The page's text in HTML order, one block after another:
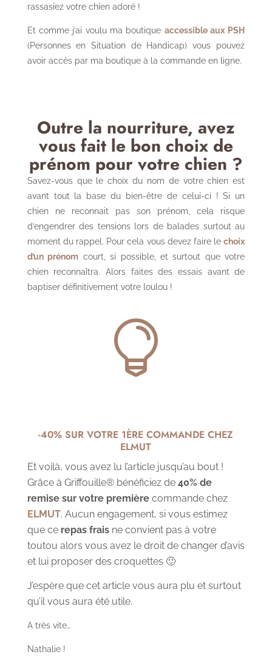
rassasiez votre chien adoré !
Et comme j’ai voulu ma boutique accessible aux PSH
(Personnes en Situation de Handicap) vous pouvez
avoir accès par ma boutique à la commande en ligne.
Outre la nourriture, avez
vous fait le bon choix de
prénom pour votre chien ?
Savez-vous que le choix du nom de votre chien est
avant tout la base du bien-être de celui-ci ! Si un
chien ne reconnait pas son prénom, cela risque
d’engendrer des tensions lors de balades surtout au
moment du rappel. Pour cela vous devez faire lechoix
d’un prénom court, si possible, et surtout que votre
chien reconnaîtra. Alors faites des essais avant de
baptiser définitivement votre loulou !

-40% SUR VOTRE 1ÈRE COMMANDE CHEZ
ELMUT
Et voilà, vous avez lu l’article jusqu’au bout !
Grâce à Griffouille® bénéficiez de 40% de
remise sur votre premièrecommande chez
ELMUT. Aucun engagement, si vous estimez
que ce repas fraisne convient pas à votre
toutou alors vous avez le droit de changer d’avis
et lui proposer des croquettes 🙂
J’espère que cet article vous aura plu et surtout
qu’il vous aura été utile.
A très vite…
Nathalie !